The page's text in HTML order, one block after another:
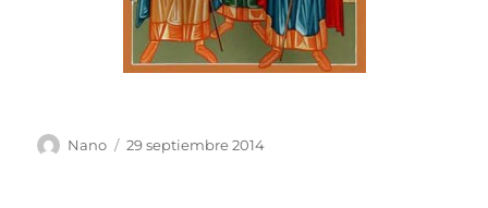
Autor
Nano
Publicado
29 septiembre 2014